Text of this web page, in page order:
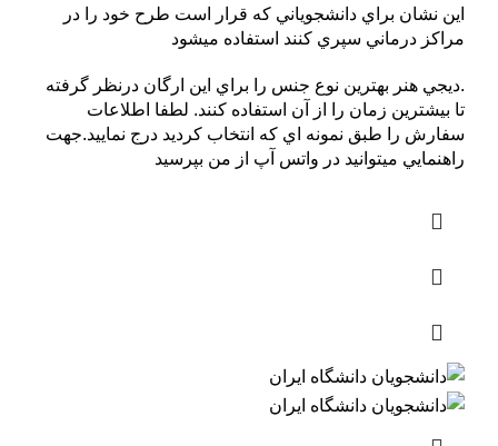
اين نشان براي دانشجوياني که قرار است طرح خود را در
مراکز درماني سپري کنند استفاده ميشود
.ديجي هنر بهترين نوع جنس را براي اين ارگان درنظر گرفته
تا بيشترين زمان را از آن استفاده کنند. لطفا اطلاعات
سفارش را طبق نمونه اي که انتخاب کرديد درج نماييد.جهت
راهنمايي ميتوانيد در واتس آپ از من بپرسيد